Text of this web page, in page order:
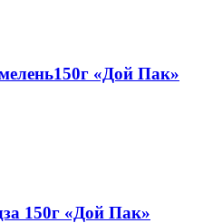
«Дой Пак»
150г «Дой Пак»